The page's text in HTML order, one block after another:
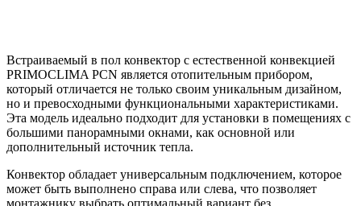
Встраиваемый в пол конвектор с естественной конвекцией
PRIMOCLIMA PCN является отопительным прибором,
который отличается не только своим уникальным дизайном,
но и превосходными функциональными характеристиками.
Эта модель идеально подходит для установки в помещениях с
большими панорамными окнами, как основной или
дополнительный источник тепла.
Конвектор обладает универсальным подключением, которое
может быть выполнено справа или слева, что позволяет